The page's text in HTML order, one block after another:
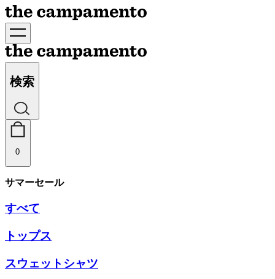
検索
0
サマーセール
すべて
トップス
スウェットシャツ